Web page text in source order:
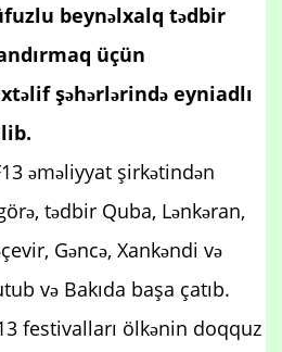
beynəlxalq tədbir
üçün
şəhərlərində eyniadlı
əməliyyat şirkətindən
tədbir Quba, Lənkəran,
Gəncə, Xankəndi və
və Bakıda başa çatıb.
festivalları ölkənin doqquz